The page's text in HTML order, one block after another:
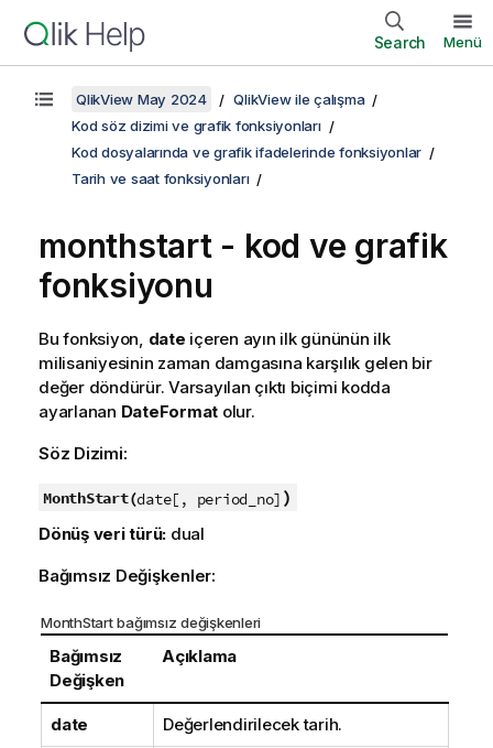
Search Menü
QlikView May 2024
QlikView ile çalışma
Kod söz dizimi ve grafik fonksiyonları
Kod dosyalarında ve grafik ifadelerinde fonksiyonlar
Tarih ve saat fonksiyonları
monthstart - kod ve grafik
fonksiyonu
Bu fonksiyon, date içeren ayın ilk gününün ilk
milisaniyesinin zaman damgasına karşılık gelen bir
değer döndürür. Varsayılan çıktı biçimi kodda
ayarlanan DateFormat olur.
Söz Dizimi:
MonthStart(date[, period_no] )
Dönüş veri türü: dual
Bağımsız Değişkenler:
MonthStart bağımsız değişkenleri
Bağımsız
Değişken
Açıklama
date Değerlendirilecek tarih.